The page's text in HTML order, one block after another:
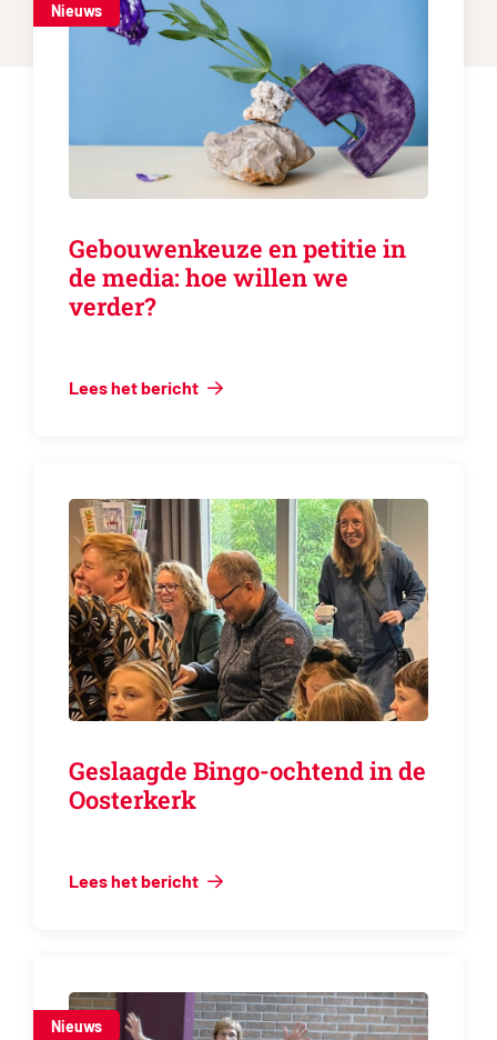
Nieuws
Gebouwenkeuze en petitie in
de media: hoe willen we
verder?
Lees het bericht
Geslaagde Bingo-ochtend in de
Oosterkerk
Lees het bericht
Nieuws